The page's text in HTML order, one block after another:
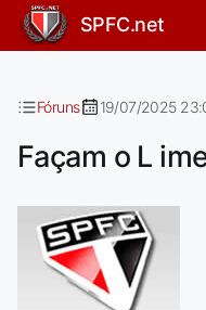
Façam o L
SPFC.net
Fóruns 19/07/2025
Façam o L